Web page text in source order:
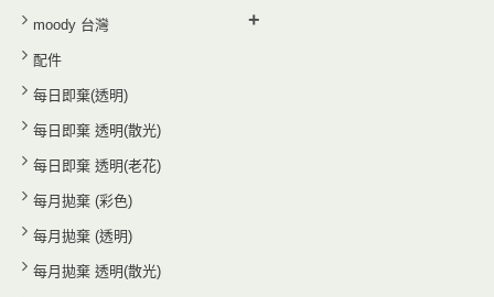
moody 台灣 +
配件
每日即棄(透明)
每日即棄 透明(散光)
每日即棄 透明(老花)
每月拋棄 (彩色)
每月拋棄 (透明)
每月拋棄 透明(散光)